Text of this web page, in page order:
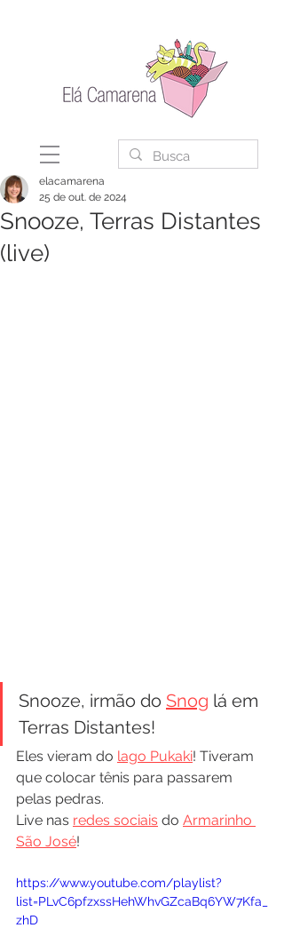
Snooze, Terras Distantes
(live)
elacamarena
25 de out. de 2024
Snooze, irmão do Snog lá em
Terras Distantes!
Eles vieram do lago Pukaki! Tiveram
que colocar tênis para passarem
pelas pedras.
Live nas redes sociais do Armarinho
São José!
https://www.youtube.com/playlist?
list=PLvC6pfzxssHehWhvGZcaBq6YW7Kfa_
zhD